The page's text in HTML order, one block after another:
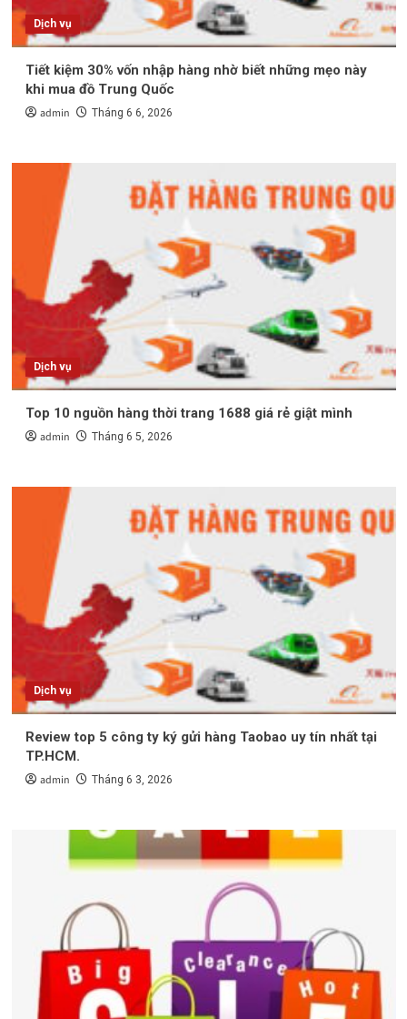
Dịch vụ
Tiết kiệm 30% vốn nhập hàng nhờ biết những mẹo này
khi mua đồ Trung Quốc
admin Tháng 6 6, 2026
Dịch vụ
Top 10 nguồn hàng thời trang 1688 giá rẻ giật mình
admin Tháng 6 5, 2026
Dịch vụ
Review top 5 công ty ký gửi hàng Taobao uy tín nhất tại
TP.HCM.
admin Tháng 6 3, 2026